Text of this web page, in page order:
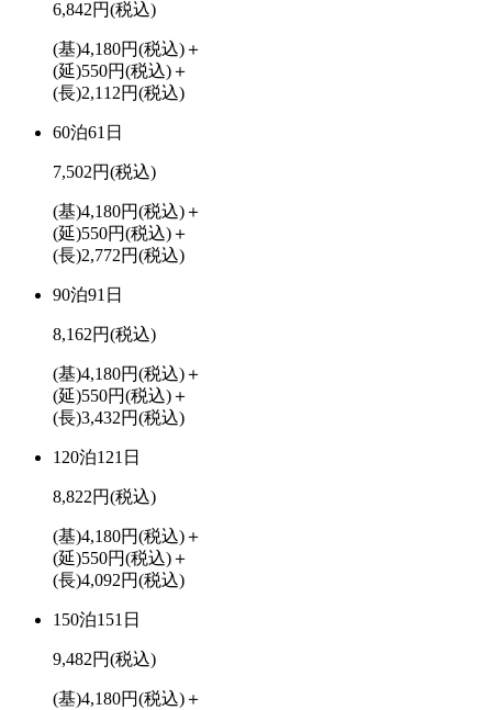
6,842円(税込)
(基)4,180円(税込)＋
(延)550円(税込)＋
(長)2,112円(税込)
60泊61日
7,502円(税込)
(基)4,180円(税込)＋
(延)550円(税込)＋
(長)2,772円(税込)
90泊91日
8,162円(税込)
(基)4,180円(税込)＋
(延)550円(税込)＋
(長)3,432円(税込)
120泊121日
8,822円(税込)
(基)4,180円(税込)＋
(延)550円(税込)＋
(長)4,092円(税込)
150泊151日
9,482円(税込)
(基)4,180円(税込)＋